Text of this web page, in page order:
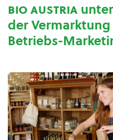
bio austria
der
Betriebs-